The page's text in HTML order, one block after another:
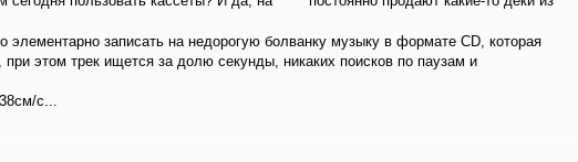
записать на недорогую болванку музыку в формате CD, которая
этом трек ищется за долю секунды, никаких поисков по паузам и
с...